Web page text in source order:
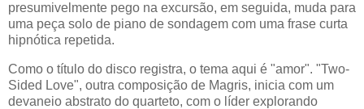
presumivelmente pego na excursão, em seguida, muda para
uma peça solo de piano de sondagem com uma frase curta
hipnótica repetida.
Como o título do disco registra, o tema aqui é "amor". "Two-
Sided Love", outra composição de Magris, inicia com um
devaneio abstrato do quarteto, com o líder explorando